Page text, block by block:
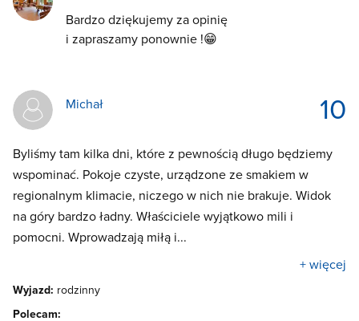
Bardzo dziękujemy za opinię
i zapraszamy ponownie !😁
10
Michał
Byliśmy tam kilka dni, które z pewnością długo będziemy
wspominać. Pokoje czyste, urządzone ze smakiem w
regionalnym klimacie, niczego w nich nie brakuje. Widok
na góry bardzo ładny. Właściciele wyjątkowo mili i
pomocni. Wprowadzają miłą i...
+ więcej
Wyjazd: rodzinny
Polecam: